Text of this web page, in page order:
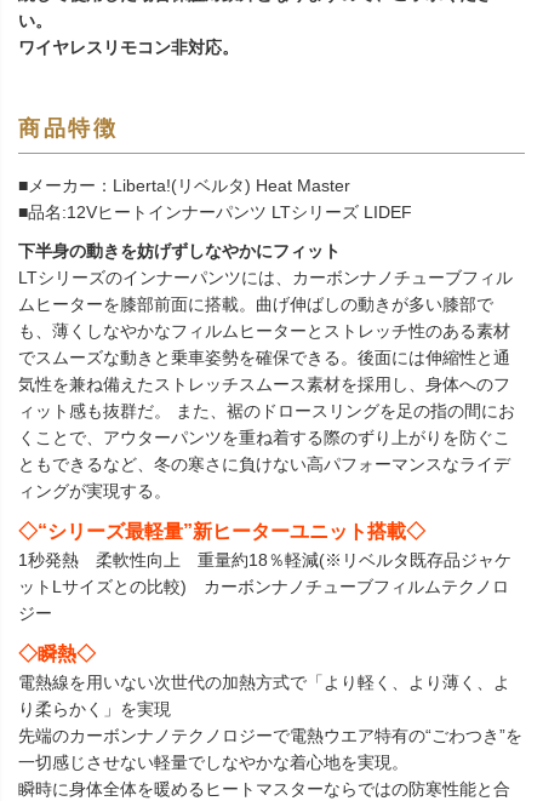
い。
ワイヤレスリモコン非対応。
商品特徴
■メーカー：Liberta!(リベルタ) Heat Master
■品名:12Vヒートインナーパンツ LTシリーズ LIDEF
下半身の動きを妨げずしなやかにフィット
LTシリーズのインナーパンツには、カーボンナノチューブフィル
ムヒーターを膝部前面に搭載。曲げ伸ばしの動きが多い膝部で
も、薄くしなやかなフィルムヒーターとストレッチ性のある素材
でスムーズな動きと乗車姿勢を確保できる。後面には伸縮性と通
気性を兼ね備えたストレッチスムース素材を採用し、身体へのフ
ィット感も抜群だ。 また、裾のドロースリングを足の指の間にお
くことで、アウターパンツを重ね着する際のずり上がりを防ぐこ
ともできるなど、冬の寒さに負けない高パフォーマンスなライデ
ィングが実現する。
◇“シリーズ最軽量”新ヒーターユニット搭載◇
1秒発熱 柔軟性向上 重量約18％軽減(※リベルタ既存品ジャケ
ットLサイズとの比較) カーボンナノチューブフィルムテクノロ
ジー
◇瞬熱◇
電熱線を用いない次世代の加熱方式で「より軽く、より薄く、よ
り柔らかく」を実現
先端のカーボンナノテクノロジーで電熱ウエア特有の“ごわつき”を
一切感じさせない軽量でしなやかな着心地を実現。
瞬時に身体全体を暖めるヒートマスターならではの防寒性能と合